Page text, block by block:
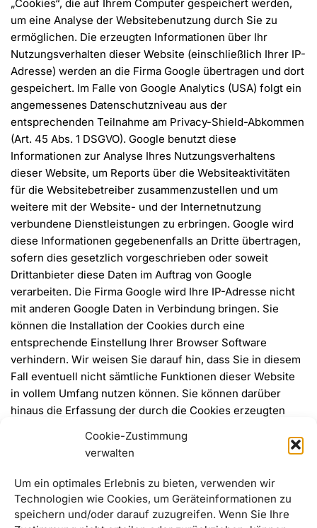
Cookie-Zustimmung
verwalten
Um ein optimales Erlebnis zu bieten, verwenden wir
Technologien wie Cookies, um Geräteinformationen zu
speichern und/oder darauf zuzugreifen. Wenn Sie Ihre
„Cookies“, die auf Ihrem Computer gespeichert werden,
um eine Analyse der Websitebenutzung durch Sie zu
ermöglichen. Die erzeugten Informationen über Ihr
Nutzungsverhalten dieser Website (einschließlich Ihrer IP-
Adresse) werden an die Firma Google übertragen und dort
gespeichert. Im Falle von Google Analytics (USA) folgt ein
angemessenes Datenschutzniveau aus der
entsprechenden Teilnahme am Privacy-Shield-Abkommen
(Art. 45 Abs. 1 DSGVO). Google benutzt diese
Informationen zur Analyse Ihres Nutzungsverhaltens
dieser Website, um Reports über die Websiteaktivitäten
für die Websitebetreiber zusammenzustellen und um
weitere mit der Website- und der Internetnutzung
verbundene Dienstleistungen zu erbringen. Google wird
diese Informationen gegebenenfalls an Dritte übertragen,
sofern dies gesetzlich vorgeschrieben oder soweit
Drittanbieter diese Daten im Auftrag von Google
verarbeiten. Die Firma Google wird Ihre IP-Adresse nicht
mit anderen Google Daten in Verbindung bringen. Sie
können die Installation der Cookies durch eine
entsprechende Einstellung Ihrer Browser Software
verhindern. Wir weisen Sie darauf hin, dass Sie in diesem
Fall eventuell nicht sämtliche Funktionen dieser Website
in vollem Umfang nutzen können. Sie können darüber
hinaus die Erfassung der durch die Cookies erzeugten
Ihrer IP-Adresse) an Google sowie die Verarbeitung dieser
Daten durch Google verhindern. Nähere Informationen zu
Google Analytics und Google Datenschutz hierzu finden
Sie unterhttp://tools.google.com/dlpage/gaoptout?
hl=debzw.